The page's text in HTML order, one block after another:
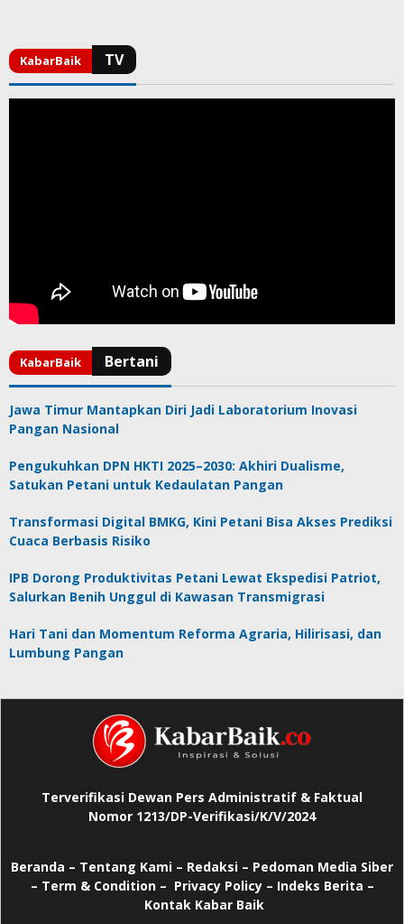
Jawa Timur Mantapkan Diri Jadi Laboratorium Inovasi
Pangan Nasional
Pengukuhkan DPN HKTI 2025–2030: Akhiri Dualisme,
Satukan Petani untuk Kedaulatan Pangan
Transformasi Digital BMKG, Kini Petani Bisa Akses Prediksi
Cuaca Berbasis Risiko
IPB Dorong Produktivitas Petani Lewat Ekspedisi Patriot,
Salurkan Benih Unggul di Kawasan Transmigrasi
Hari Tani dan Momentum Reforma Agraria, Hilirisasi, dan
Lumbung Pangan
Terverifikasi Dewan Pers Administratif & Faktual
Nomor 1213/DP-Verifikasi/K/V/2024
Beranda – Tentang Kami – Redaksi – Pedoman Media Siber
– Term & Condition – Privacy Policy– Indeks Berita –
Kontak Kabar Baik